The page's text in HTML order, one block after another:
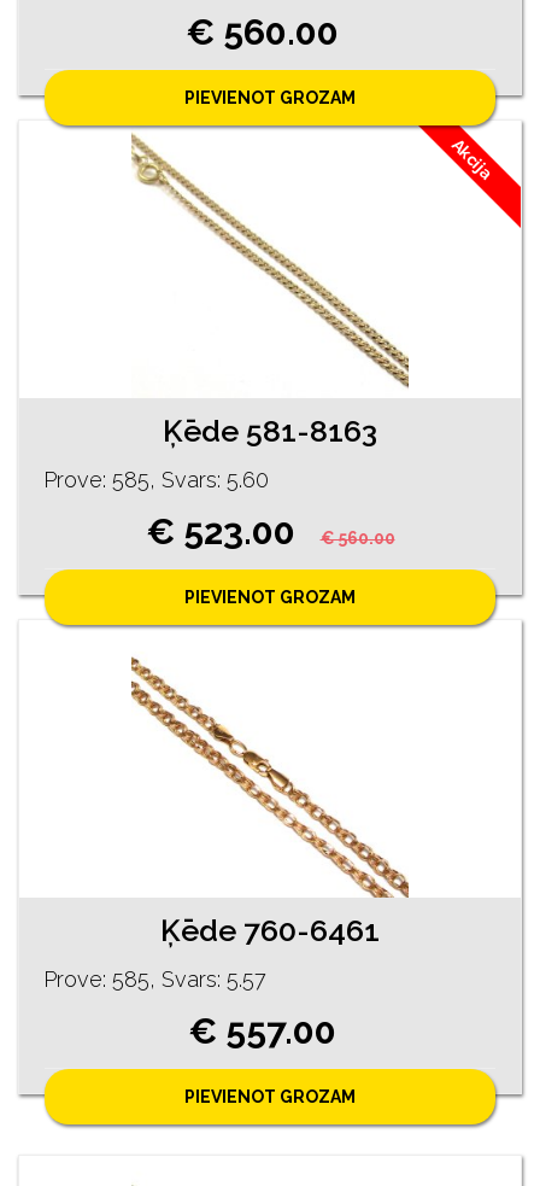
€ 560.00
PIEVIENOT GROZAM
Akcija
Ķēde 581-8163
Prove: 585, Svars: 5.60
€ 523.00€ 560.00
PIEVIENOT GROZAM
Ķēde 760-6461
Prove: 585, Svars: 5.57
€ 557.00
PIEVIENOT GROZAM